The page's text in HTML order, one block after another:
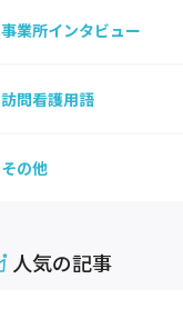
事業所インタビュー
訪問看護用語
その他
人気の記事